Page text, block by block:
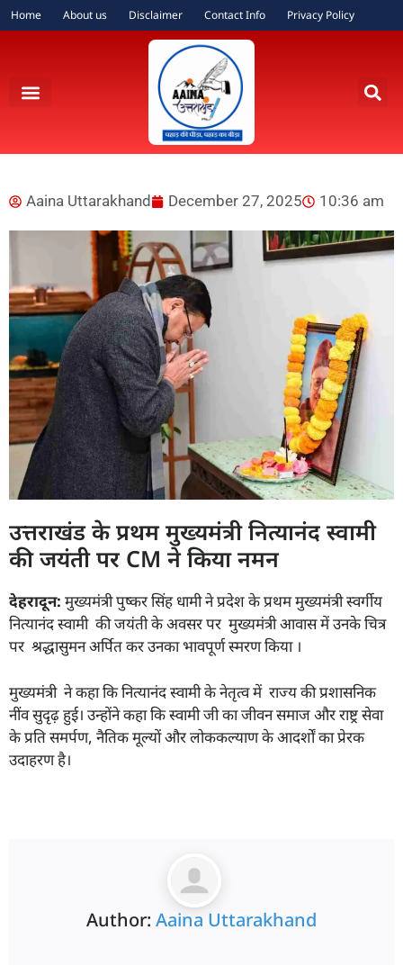
Home About us Disclaimer Contact Info Privacy Policy
Aaina Uttarakhand December 27, 2025 10:36 am
उत्तराखंड के प्रथम मुख्यमंत्री नित्यानंद स्वामी
की जयंती पर CM ने किया नमन
देहरादून: मुख्यमंत्री पुष्कर सिंह धामी ने प्रदेश के प्रथम मुख्यमंत्री स्वर्गीय
नित्यानंद स्वामी की जयंती के अवसर पर मुख्यमंत्री आवास में उनके चित्र
पर श्रद्धासुमन अर्पित कर उनका भावपूर्ण स्मरण किया ।
मुख्यमंत्री ने कहा कि नित्यानंद स्वामी के नेतृत्व में राज्य की प्रशासनिक
नींव सुदृढ़ हुई। उन्होंने कहा कि स्वामी जी का जीवन समाज और राष्ट्र सेवा
के प्रति समर्पण, नैतिक मूल्यों और लोककल्याण के आदर्शों का प्रेरक
उदाहरण है।
Author: Aaina Uttarakhand